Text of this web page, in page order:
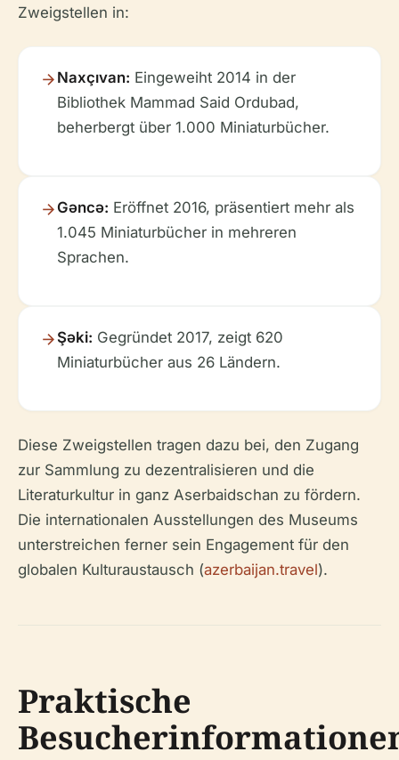
Zweigstellen in:
Naxçıvan: Eingeweiht 2014 in der
Bibliothek Mammad Said Ordubad,
beherbergt über 1.000 Miniaturbücher.
Gəncə: Eröffnet 2016, präsentiert mehr als
1.045 Miniaturbücher in mehreren
Sprachen.
Şəki: Gegründet 2017, zeigt 620
Miniaturbücher aus 26 Ländern.
Diese Zweigstellen tragen dazu bei, den Zugang
zur Sammlung zu dezentralisieren und die
Literaturkultur in ganz Aserbaidschan zu fördern.
Die internationalen Ausstellungen des Museums
unterstreichen ferner sein Engagement für den
globalen Kulturaustausch (azerbaijan.travel).
Praktische